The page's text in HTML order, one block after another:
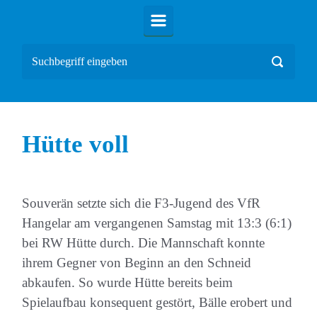
Hütte voll
Souverän setzte sich die F3-Jugend des VfR
Hangelar am vergangenen Samstag mit 13:3 (6:1)
bei RW Hütte durch. Die Mannschaft konnte
ihrem Gegner von Beginn an den Schneid
abkaufen. So wurde Hütte bereits beim
Spielaufbau konsequent gestört, Bälle erobert und